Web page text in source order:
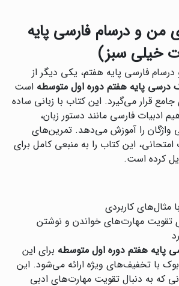
من و درسام فارسی پایه
خیلی سبز)
فارسی پایه هفتم، یکی دیگر از
درسی پایه هفتم دوره اول متوسطه است
قرار می‌گیرد. این کتاب با زبانی ساده
ادبیات فارسی مانند دستور زبان،
واژگان را آموزش می‌دهد. تمرین‌های
امتحانی، این کتاب را به منبعی کامل برای
کرده است.
مثال‌های کاربردی
تقویت مهارت‌های خواندن و نوشتن
پایه هفتم دوره اول متوسطه برای این
با تخفیف‌های ویژه ارائه می‌شود. این
که به دنبال تقویت مهارت‌های ادبی